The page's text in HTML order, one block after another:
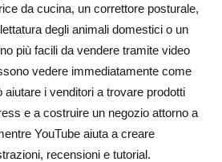
da cucina, un correttore posturale,
degli animali domestici o un
più facili da vendere tramite video
vedere immediatamente come
aiutare i venditori a trovare prodotti
e a costruire un negozio attorno a
YouTube aiuta a creare
recensioni e tutorial.